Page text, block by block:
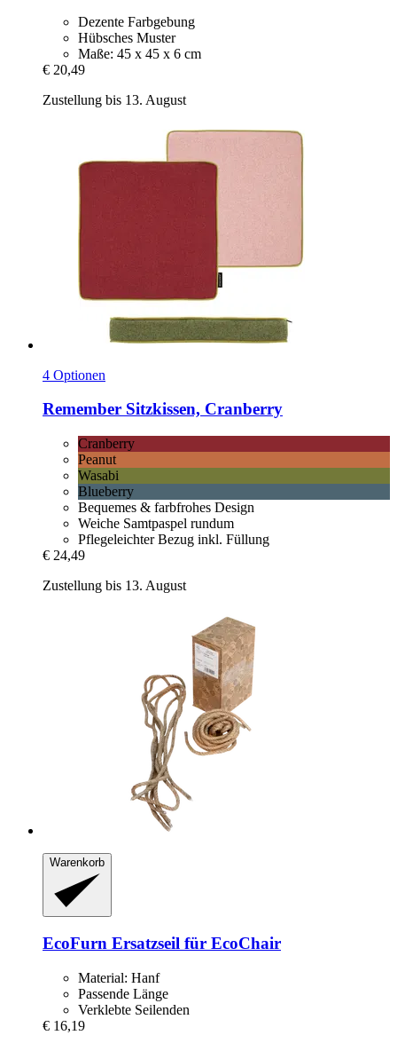
Dezente Farbgebung
Hübsches Muster
Maße: 45 x 45 x 6 cm
€ 20,49
Zustellung bis 13. August
4 Optionen
Remember Sitzkissen, Cranberry
Cranberry
Peanut
Wasabi
Blueberry
Bequemes & farbfrohes Design
Weiche Samtpaspel rundum
Pflegeleichter Bezug inkl. Füllung
€ 24,49
Zustellung bis 13. August
Warenkorb
EcoFurn Ersatzseil für EcoChair
Material: Hanf
Passende Länge
Verklebte Seilenden
€ 16,19